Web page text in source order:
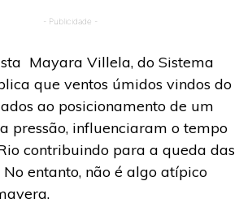
- Publicidade -
Mayara Villela, do Sistema
que ventos úmidos vindos do
ao posicionamento de um
pressão, influenciaram o tempo
contribuindo para a queda das
entanto, não é algo atípico